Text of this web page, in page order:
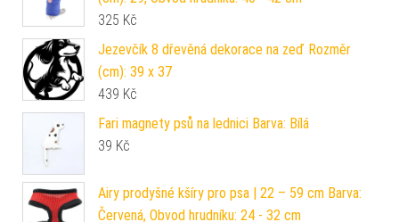
325 Kč
Jezevčík 8 dřevěná dekorace na zeď Rozměr
(cm): 39 x 37
439 Kč
Fari magnety psů na lednici Barva: Bílá
39 Kč
Airy prodyšné kšíry pro psa | 22 – 59 cm Barva:
Červená, Obvod hrudníku: 24 - 32 cm